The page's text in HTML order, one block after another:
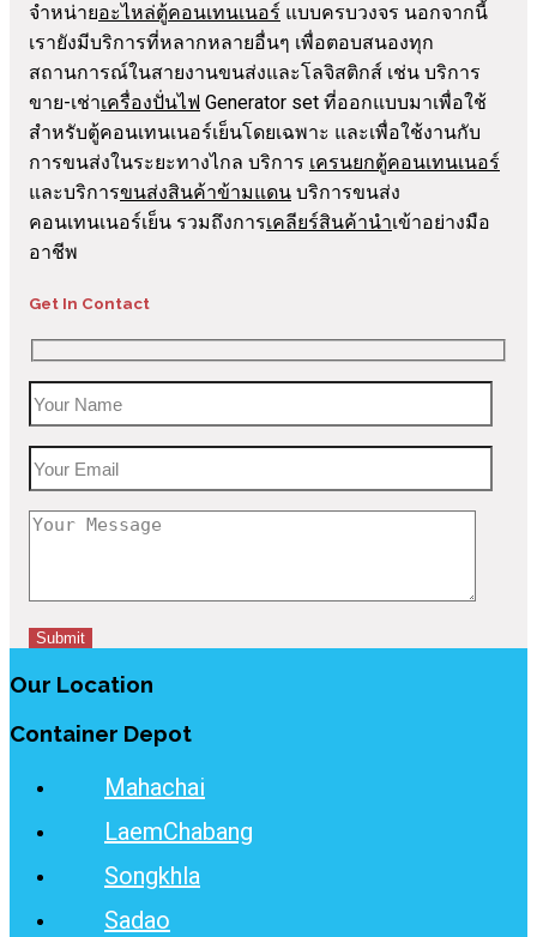
จำหน่ายอะไหล่ตู้คอนเทนเนอร์ แบบครบวงจร นอกจากนี้
เรายังมีบริการที่หลากหลายอื่นๆ เพื่อตอบสนองทุก
สถานการณ์ในสายงานขนส่งและโลจิสติกส์ เช่น บริการ
ขาย-เช่าเครื่องปั่นไฟ Generator set ที่ออกแบบมาเพื่อใช้
สำหรับตู้คอนเทนเนอร์เย็นโดยเฉพาะ และเพื่อใช้งานกับ
การขนส่งในระยะทางไกล บริการ เครนยกตู้คอนเทนเนอร์
และบริการขนส่งสินค้าข้ามแดน บริการขนส่ง
คอนเทนเนอร์เย็น รวมถึงการเคลียร์สินค้านำเข้าอย่างมือ
อาชีพ
Get In Contact
Our Location
Container Depot
Mahachai
LaemChabang
Songkhla
Sadao